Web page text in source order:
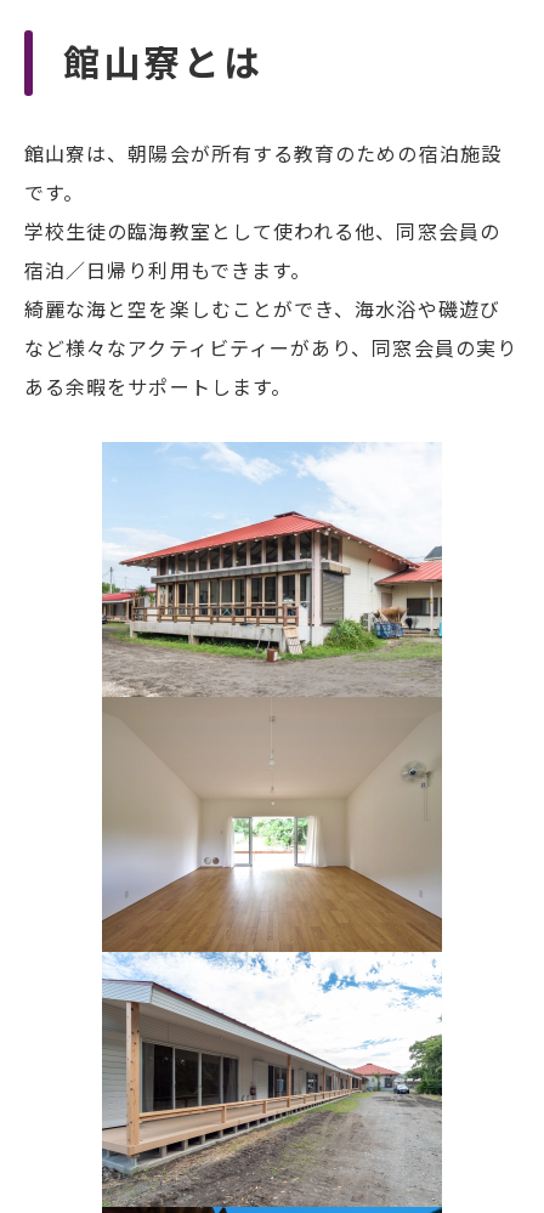
館山寮とは
館山寮は、朝陽会が所有する教育のための宿泊施設
です。
学校生徒の臨海教室として使われる他、同窓会員の
宿泊／日帰り利用もできます。
綺麗な海と空を楽しむことができ、海水浴や磯遊び
など様々なアクティビティーがあり、同窓会員の実り
ある余暇をサポートします。